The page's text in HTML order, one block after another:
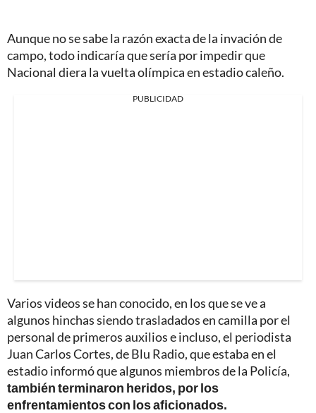
Aunque no se sabe la razón exacta de la invación de
campo, todo indicaría que sería por impedir que
Nacional diera la vuelta olímpica en estadio caleño.
PUBLICIDAD
Varios videos se han conocido, en los que se ve a
algunos hinchas siendo trasladados en camilla por el
personal de primeros auxilios e incluso, el periodista
Juan Carlos Cortes, de Blu Radio, que estaba en el
estadio informó que algunos miembros de la Policía,
también terminaron heridos, por los
enfrentamientos con los aficionados.